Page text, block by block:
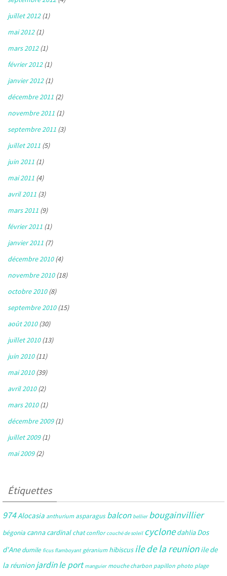
juillet 2012(1)
mai 2012(1)
mars 2012(1)
février 2012(1)
janvier 2012(1)
décembre 2011 (2)
novembre 2011 (1)
septembre 2011 (3)
juillet 2011 (5)
juin 2011 (1)
mai 2011 (4)
avril 2011 (3)
mars 2011 (9)
février 2011 (1)
janvier 2011 (7)
décembre 2010(4)
novembre 2010(18)
octobre 2010(8)
septembre 2010(15)
août 2010(30)
juillet 2010(13)
juin 2010(11)
mai 2010(39)
avril 2010(2)
mars 2010(1)
décembre 2009(1)
juillet 2009(1)
mai 2009(2)
Étiquettes
974Alocasia anthurium asparagus balcon bellier bougainvillier
bégonia canna cardinal chat conflor couché de soleil cyclone dahlia Dos
d'Ane dumile ficus flamboyant géranium hibiscus ile de la reunion ile de
la réunion jardinle port manguier mouche charbon papillon photo plage